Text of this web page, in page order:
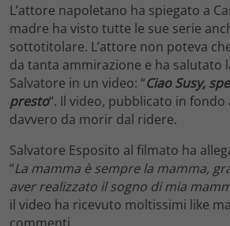
L’attore napoletano ha spiegato a
madre ha visto tutte le sue serie
sottotitolare. L’attore non poteva
da tanta ammirazione e ha salutato
Salvatore in un video: “Ciao Susy,
presto“. Il video, pubblicato in fondo
davvero da morir dal ridere.
Salvatore Esposito al filmato ha
“La mamma è sempre la mamma,
aver realizzato il sogno di mia
il video ha ricevuto moltissimi like